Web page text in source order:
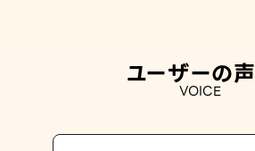
ユーザーの声
VOICE